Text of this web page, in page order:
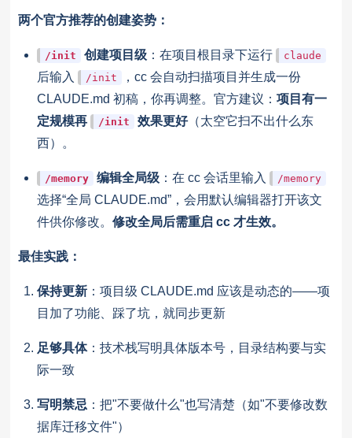
两个官方推荐的创建姿势：
/init 创建项目级 ：在项目根目录下运行 claude
后输入 /init
，cc 会自动扫描项目并生成一份
CLAUDE.md 初稿，你再调整。官方建议：项目有一
定规模再
/init 效果更好（太空它扫不出什么东
西）。
/memory 编辑全局级 ：在 cc 会话里输入 /memory
选择“全局 CLAUDE.md”，会用默认编辑器打开该文
件供你修改。修改全局后需重启 cc 才生效。
最佳实践：
保持更新 ：项目级 CLAUDE.md 应该是动态的——项
目加了功能、踩了坑，就同步更新
足够具体：技术栈写明具体版本号，目录结构要与实
际一致
写明禁忌 ：把"不要做什么"也写清楚（如"不要修改数
据库迁移文件"）